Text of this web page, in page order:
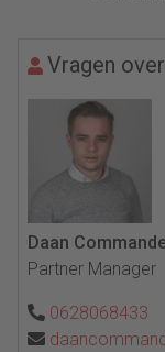
Vragen
Daan
Partner Manager
0628068433